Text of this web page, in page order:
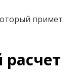
примет